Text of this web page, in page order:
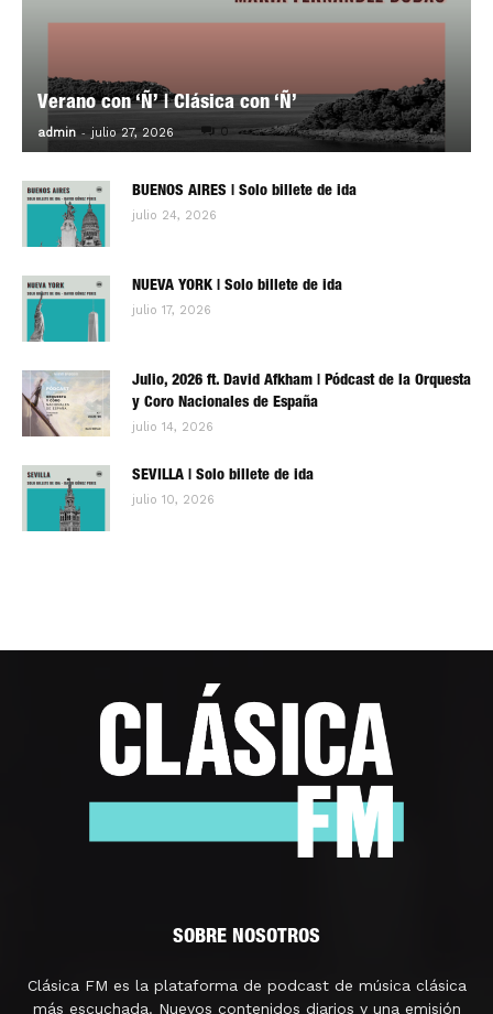
Verano con ‘Ñ’ | Clásica con ‘Ñ’
admin - julio 27, 2026 0
BUENOS AIRES | Solo billete de ida
julio 24, 2026
NUEVA YORK | Solo billete de ida
julio 17, 2026
Julio, 2026 ft. David Afkham | Pódcast de la Orquesta
y Coro Nacionales de España
julio 14, 2026
SEVILLA | Solo billete de ida
julio 10, 2026
SOBRE NOSOTROS
Clásica FM es la plataforma de podcast de música clásica
más escuchada. Nuevos contenidos diarios y una emisión